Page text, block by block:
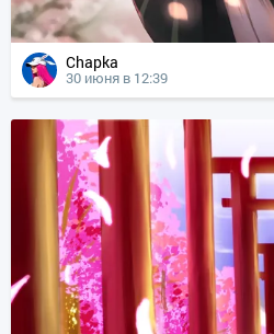
Chapka
30 июня в 12:39